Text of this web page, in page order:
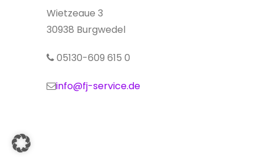
Wietzeaue 3
30938 Burgwedel
05130-609 615 0
info@fj-service.de